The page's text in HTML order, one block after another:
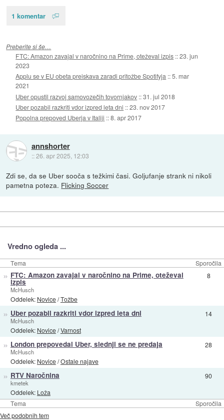
1 komentar
Preberite si še…
FTC: Amazon zavajal v naročnino na Prime, oteževal izpis ::23. jun
2023
Applu se v EU obeta preiskava zaradi pritožbe Spotifyja ::5. mar
2021
Uber opustil razvoj samovozečih tovornjakov ::31. jul 2018
Uber pozabil razkriti vdor izpred leta dni ::23. nov 2017
Popolna prepoved Uberja v Italiji ::8. apr 2017
annshorter
::26. apr 2025, 12:03
Zdi se, da se Uber sooča s težkimi časi. Goljufanje strank ni nikoli
pametna poteza. Flicking Soccer
Vredno ogleda ...
Tema Sporočila
Tema Sporočila
» FTC: Amazon zavajal v naročnino na Prime, oteževal
izpis
McHusch
Oddelek: Novice/Tožbe
8
» Uber pozabil razkriti vdor izpred leta dni
McHusch
Oddelek: Novice/Varnost
14
» London prepovedal Uber, slednji se ne predaja
McHusch
Oddelek: Novice/Ostale najave
28
» RTV Naročnina
kmetek
Oddelek: Loža
90
Več podobnih tem